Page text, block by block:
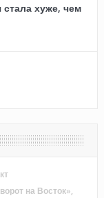
хуже, чем
на Восток»,